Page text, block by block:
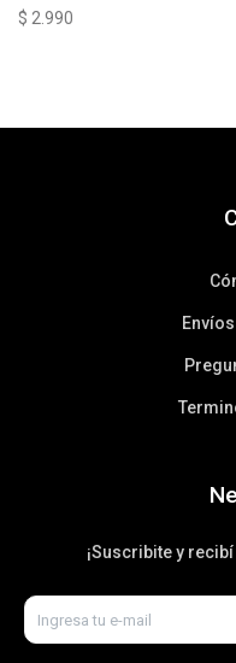
$ 2.990
¡Suscribite y